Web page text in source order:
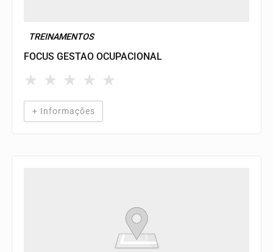
TREINAMENTOS
FOCUS GESTAO OCUPACIONAL
★ ★ ★ ★ ★
+ Informações